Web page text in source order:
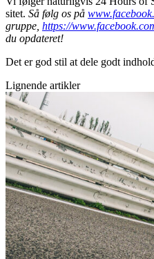
sitet. Så følg os på
gruppe, https://
du opdateret!
Det er god stil at dele godt
Lignende artikler